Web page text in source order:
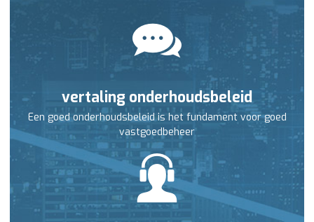
vertaling onderhoudsbeleid
Een goed onderhoudsbeleid is het fundament voor goed
vastgoedbeheer